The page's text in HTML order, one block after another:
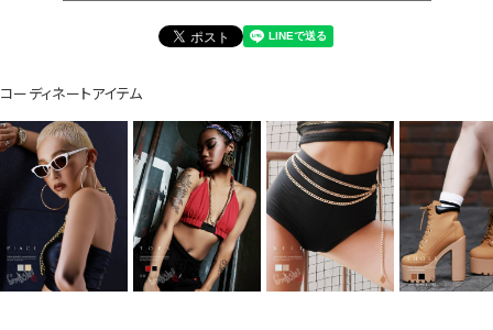
Instagram LIVE items
コーディネートアイテム